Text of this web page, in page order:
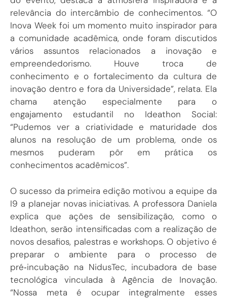
relevância do intercâmbio de conhecimentos. “O
Inova Week foi um momento muito inspirador para
a comunidade acadêmica, onde foram discutidos
vários assuntos relacionados a inovação e
empreendedorismo. Houve troca de
conhecimento e o fortalecimento da cultura de
inovação dentro e fora da Universidade”, relata. Ela
chama atenção especialmente para o
engajamento estudantil no Ideathon Social:
“Pudemos ver a criatividade e maturidade dos
alunos na resolução de um problema, onde os
mesmos puderam pôr em prática os
conhecimentos acadêmicos”.
O sucesso da primeira edição motivou a equipe da
I9 a planejar novas iniciativas. A professora Daniela
explica que ações de sensibilização, como o
Ideathon, serão intensificadas com a realização de
novos desafios, palestras e workshops. O objetivo é
preparar o ambiente para o processo de
pré‑incubação na NidusTec, incubadora de base
tecnológica vinculada à Agência de Inovação.
“Nossa meta é ocupar integralmente esses